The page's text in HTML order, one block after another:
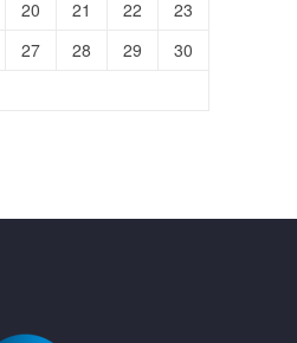
20 21 22
23
27 28 29
30